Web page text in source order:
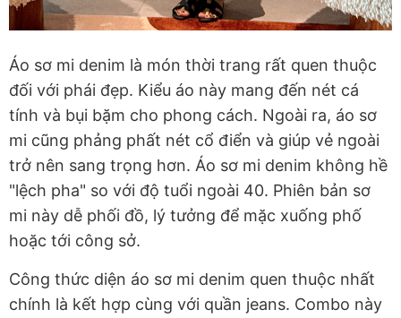
Áo sơ mi denim là món thời trang rất quen thuộc
đối với phái đẹp. Kiểu áo này mang đến nét cá
tính và bụi bặm cho phong cách. Ngoài ra, áo sơ
mi cũng phảng phất nét cổ điển và giúp vẻ ngoài
trở nên sang trọng hơn. Áo sơ mi denim không hề
"lệch pha" so với độ tuổi ngoài 40. Phiên bản sơ
mi này dễ phối đồ, lý tưởng để mặc xuống phố
hoặc tới công sở.
Công thức diện áo sơ mi denim quen thuộc nhất
chính là kết hợp cùng với quần jeans. Combo này